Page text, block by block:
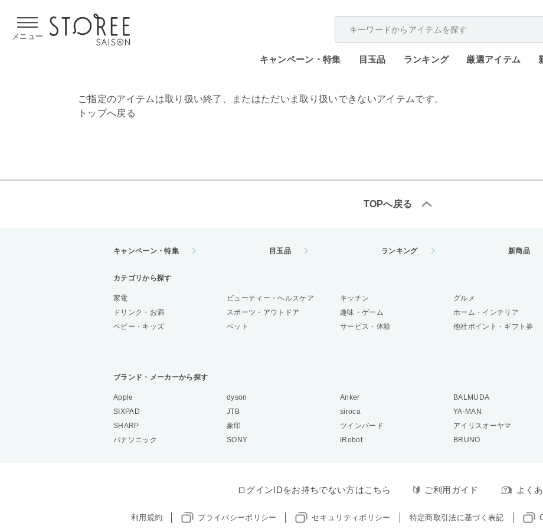
メニュー
キャンペーン・特集 目玉品 ランキング 厳選アイテム
ご指定のアイテムは取り扱い終了、またはただいま取り扱いできないアイテムです。
トップへ戻る
TOPへ戻る
キャンペーン・特集 目玉品 ランキング 新商品
カテゴリから探す
家電 ビューティー・ヘルスケア キッチン グルメ
ドリンク・お酒
スポーツ・アウトドア 趣味・ゲーム ホーム・インテリア
ベビー・キッズ
ペット サービス・体験 他社ポイント・ギフト券
ブランド・メーカーから探す
Apple dyson Anker BALMUDA
SIXPAD
JTB siroca YA-MAN
SHARP
象印 ツインバード アイリスオーヤマ
パナソニック
SONY iRobot BRUNO
ログインIDをお持ちでない方はこちら ご利用ガイド よく
利用規約 プライバシーポリシー セキュリティポリシー 特定商取引法に基づく表記